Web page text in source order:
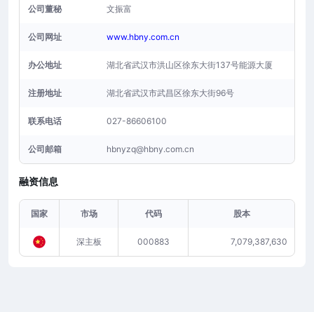
公司董秘 文振富
公司网址 www.hbny.com.cn
办公地址 湖北省武汉市洪山区徐东大街137号能源大厦
注册地址 湖北省武汉市武昌区徐东大街96号
联系电话 027-86606100
公司邮箱 hbnyzq@hbny.com.cn
融资信息
国家 市场 代码 股本
深主板 000883 7,079,387,630